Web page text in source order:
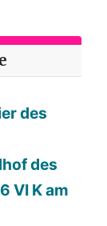
des
des
VI K am